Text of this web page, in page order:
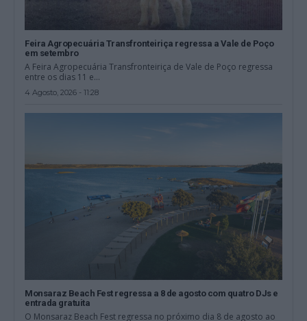
Feira Agropecuária Transfronteiriça regressa a Vale de Poço
em setembro
A Feira Agropecuária Transfronteiriça de Vale de Poço regressa
entre os dias 11 e...
4 Agosto, 2026 - 11:28
Monsaraz Beach Fest regressa a 8 de agosto com quatro DJs e
entrada gratuita
O Monsaraz Beach Fest regressa no próximo dia 8 de agosto ao